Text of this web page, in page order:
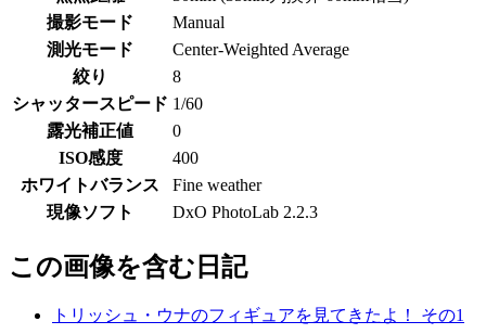
撮影モード
Manual
測光モード
Center-Weighted Average
絞り
8
シャッタースピード 1/60
露光補正値
0
ISO感度
400
ホワイトバランス
Fine weather
現像ソフト
DxO PhotoLab 2.2.3
この画像を含む 日記
トリッシュ・ウナのフィギュアを見てきたよ！ その1